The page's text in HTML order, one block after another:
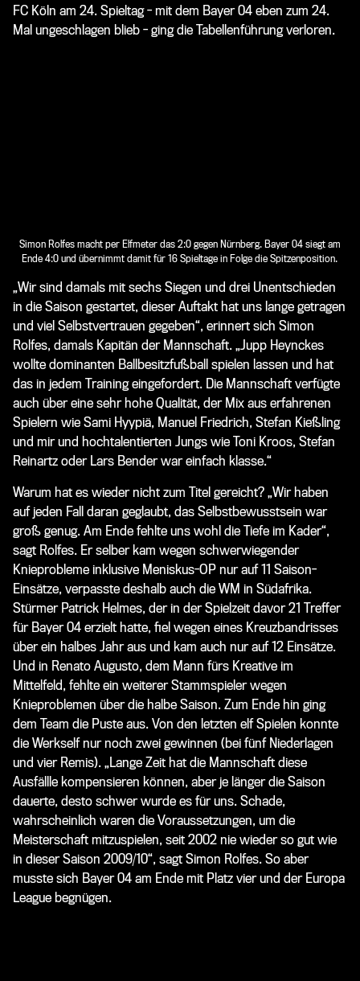
FC Köln am 24. Spieltag - mit dem Bayer 04 eben zum 24.
Mal ungeschlagen blieb - ging die Tabellenführung verloren.
Simon Rolfes macht per Elfmeter das 2:0 gegen Nürnberg. Bayer 04 siegt am
Ende 4:0 und übernimmt damit für 16 Spieltage in Folge die Spitzenposition.
„Wir sind damals mit sechs Siegen und drei Unentschieden
in die Saison gestartet, dieser Auftakt hat uns lange getragen
und viel Selbstvertrauen gegeben“, erinnert sich Simon
Rolfes, damals Kapitän der Mannschaft. „Jupp Heynckes
wollte dominanten Ballbesitzfußball spielen lassen und hat
das in jedem Training eingefordert. Die Mannschaft verfügte
auch über eine sehr hohe Qualität, der Mix aus erfahrenen
Spielern wie Sami Hyypiä, Manuel Friedrich, Stefan Kießling
und mir und hochtalentierten Jungs wie Toni Kroos, Stefan
Reinartz oder Lars Bender war einfach klasse.“
Warum hat es wieder nicht zum Titel gereicht? „Wir haben
auf jeden Fall daran geglaubt, das Selbstbewusstsein war
groß genug. Am Ende fehlte uns wohl die Tiefe im Kader“,
sagt Rolfes. Er selber kam wegen schwerwiegender
Knieprobleme inklusive Meniskus-OP nur auf 11 Saison-
Einsätze, verpasste deshalb auch die WM in Südafrika.
Stürmer Patrick Helmes, der in der Spielzeit davor 21 Treffer
für Bayer 04 erzielt hatte, fiel wegen eines Kreuzbandrisses
über ein halbes Jahr aus und kam auch nur auf 12 Einsätze.
Und in Renato Augusto, dem Mann fürs Kreative im
Mittelfeld, fehlte ein weiterer Stammspieler wegen
Knieproblemen über die halbe Saison. Zum Ende hin ging
dem Team die Puste aus. Von den letzten elf Spielen konnte
die Werkself nur noch zwei gewinnen (bei fünf Niederlagen
und vier Remis). „Lange Zeit hat die Mannschaft diese
Ausfällle kompensieren können, aber je länger die Saison
dauerte, desto schwer wurde es für uns. Schade,
wahrscheinlich waren die Voraussetzungen, um die
Meisterschaft mitzuspielen, seit 2002 nie wieder so gut wie
in dieser Saison 2009/10“, sagt Simon Rolfes. So aber
musste sich Bayer 04 am Ende mit Platz vier und der Europa
League begnügen.